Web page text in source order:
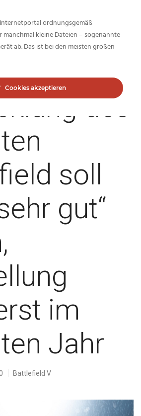
des
soll
gut“
im
Jahr
Battlefield V
ordnungsgemäß
kleine Dateien – sogenannte
ab. Das ist bei den meisten großen
Cookies akzeptieren